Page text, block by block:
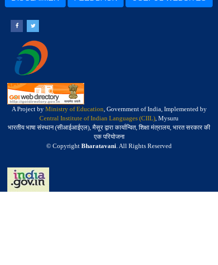
A Project by Ministry of Education, Government of India, Implemented by
Central Institute of Indian Languages (CIIL), Mysuru
भारतीय भाषा संस्थान (सीआईआईएल), मैसूर द्वारा कार्यान्वित, शिक्षा मंत्रालय, भारत सरकार की
एक परियोजना
© Copyright Bharatavani. All Rights Reserved